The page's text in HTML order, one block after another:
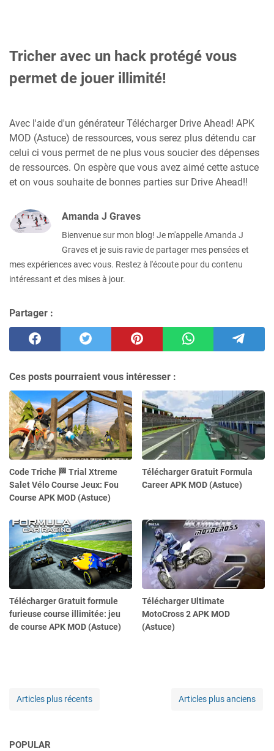
Tricher avec un hack protégé vous
permet de jouer illimité!
Avec l'aide d'un générateur Télécharger Drive Ahead! APK
MOD (Astuce) de ressources, vous serez plus détendu car
celui ci vous permet de ne plus vous soucier des dépenses
de ressources. On espère que vous avez aimé cette astuce
et on vous souhaite de bonnes parties sur Drive Ahead!!
Amanda J Graves
Bienvenue sur mon blog! Je m'appelle Amanda J
Graves et je suis ravie de partager mes pensées et
mes expériences avec vous. Restez à l'écoute pour du contenu
intéressant et des mises à jour.
Partager :
Ces posts pourraient vous intéresser :
Code Triche 🏁 Trial Xtreme
Salet Vélo Course Jeux: Fou
Course APK MOD (Astuce)
Télécharger Gratuit Formula
Career APK MOD (Astuce)
Télécharger Gratuit formule
furieuse course illimitée: jeu
de course APK MOD (Astuce)
Télécharger Ultimate
MotoCross 2 APK MOD
(Astuce)
Articles plus récents Articles plus anciens
POPULAR